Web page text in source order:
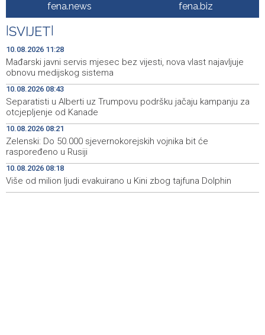
Crveni križ ŽZH otvorio prijave za besplatno edukativno
ljetovanje djece u Novom Vinodolskom
12:10
Ispred Narodnog pozorišta postavljen crveni tepih uoči
skorog otvaranja Sarajevo Film Festivala
Lendo u Mokronogama: Odgovornost je izgraditi državu
u kojoj se zlo nikada i nikome neće ponoviti
12:00
Potpisani kolektivni ugovori u HBŽ-u: Veće plaće u
zdravstvu, obrazovanju i upravi
11:42
Puhovski: European Confederation an unrealistic idea,
EU has no clear plan for Western Balkans
11:30
Buldić-Bešić: Svaka doza darovane krvi predstavlja novu
priliku za nastavak liječenja i ozdravljenje
fena.news fena.biz
SVIJET
10.08.2026 11:28
Mađarski javni servis mjesec bez vijesti, nova vlast najavljuje
obnovu medijskog sistema
10.08.2026 08:43
Separatisti u Alberti uz Trumpovu podršku jačaju kampanju za
otcjepljenje od Kanade
10.08.2026 08:21
Zelenski: Do 50.000 sjevernokorejskih vojnika bit će
raspoređeno u Rusiji
10.08.2026 08:18
Više od milion ljudi evakuirano u Kini zbog tajfuna Dolphin